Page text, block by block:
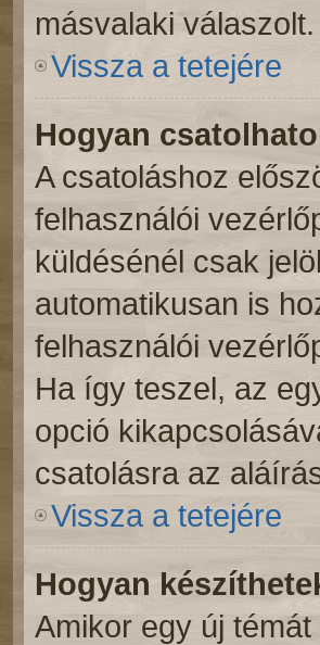
másvalaki válaszolt.
Vissza a tetejére
Hogyan
A csatoláshoz
felhasználói
küldésénél csak
automatikusan is
felhasználói
Ha így teszel, az
opció
csatolásra az
Vissza a tetejére
Hogyan
Amikor egy új